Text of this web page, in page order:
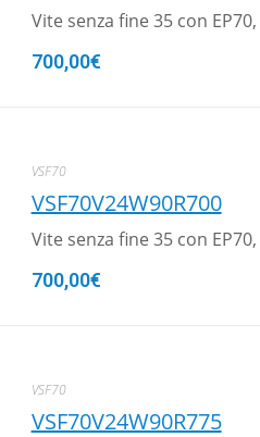
Vite senza fine 35 con
700,00€
VSF70
VSF70V24W90R700
Vite senza fine 35 con
700,00€
VSF70
VSF70V24W90R775